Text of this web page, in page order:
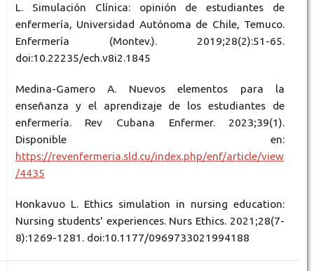
L. Simulación Clínica: opinión de estudiantes de
enfermería, Universidad Autónoma de Chile, Temuco.
Enfermería (Montev.). 2019;28(2):51-65.
doi:10.22235/ech.v8i2.1845
Medina-Gamero A. Nuevos elementos para la
enseñanza y el aprendizaje de los estudiantes de
enfermería. Rev Cubana Enfermer. 2023;39(1).
Disponible en:
https://revenfermeria.sld.cu/index.php/enf/article/view
/4435
Honkavuo L. Ethics simulation in nursing education:
Nursing students' experiences. Nurs Ethics. 2021;28(7-
8):1269-1281. doi:10.1177/0969733021994188